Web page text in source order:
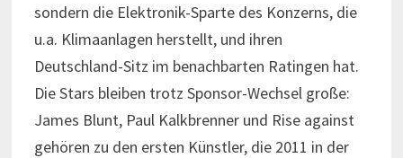
sondern die Elektronik-Sparte des Konzerns, die
u.a. Klimaanlagen herstellt, und ihren
Deutschland-Sitz im benachbarten Ratingen hat.
Die Stars bleiben trotz Sponsor-Wechsel große:
James Blunt, Paul Kalkbrenner und Rise against
gehören zu den ersten Künstler, die 2011 in der